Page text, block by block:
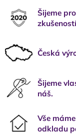
Šijeme
Česká
Šijeme
náš.
Vše
odkladu